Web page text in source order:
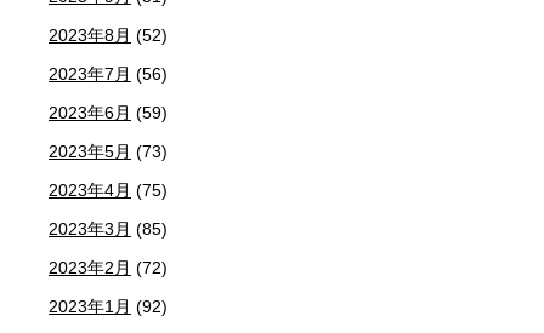
2023年8月 (52)
2023年7月 (56)
2023年6月 (59)
2023年5月 (73)
2023年4月 (75)
2023年3月 (85)
2023年2月 (72)
2023年1月 (92)